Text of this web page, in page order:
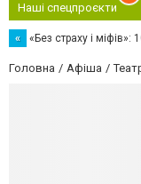
Наші спецпроєкти
« «Без страху і міфів»:
Головна Афіша